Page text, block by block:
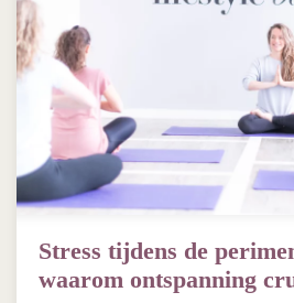
Stress tijdens de
waarom ontspanning